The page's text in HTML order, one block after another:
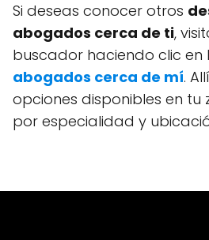
Si deseas conocer otros
abogados cerca de ti,
buscador haciendo clic en
abogados cerca de mí.
opciones disponibles en tu
por especialidad y